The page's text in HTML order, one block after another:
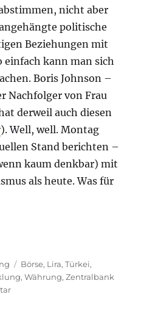
nicht aber
politische
Beziehungen mit
einfach kann man sich
Boris Johnson –
Nachfolger von Frau
derweil auch diesen
). Well, well. Montag
Stand berichten –
kaum denkbar) mit
als heute. Was für
März 2019 – Türkei
Schlagwörter
Börse, Lira,Türkei,
,Währung,Zentralbank
zu